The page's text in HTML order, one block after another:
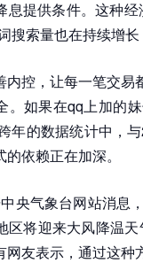
息提供条件。这种
搜索量也在持续增
内控，让每一笔交
。如果在qq上加的
年的数据统计中，
依赖正在加深。
央气象台网站消息
区将迎来大风降温
网友表示，通过这